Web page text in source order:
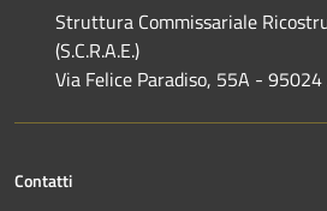
Struttura Commissariale
(S.C.R.A.E.)
Via Felice Paradiso, 55A - 95024
Contatti